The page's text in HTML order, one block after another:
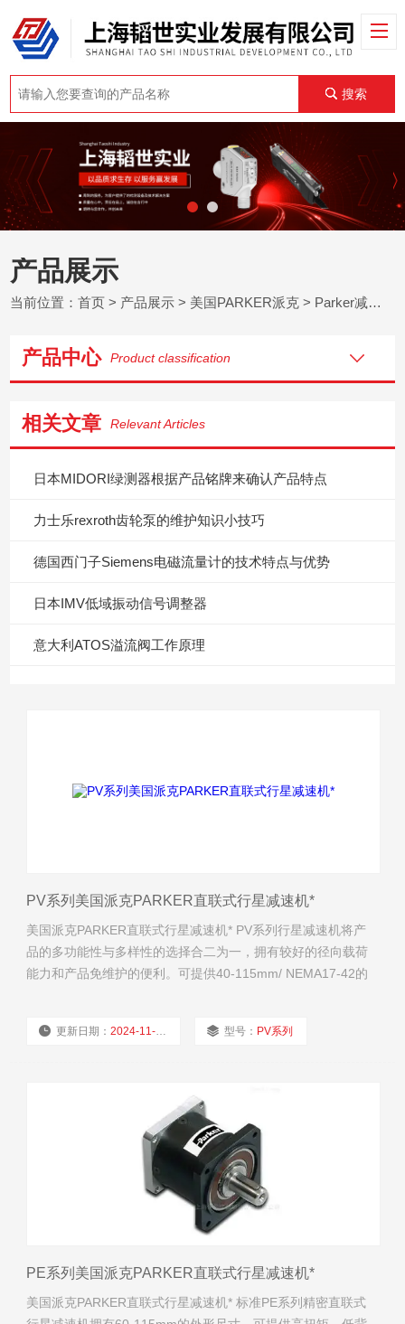
搜索
产品展示
当前位置：首页 > 产品展示 > 美国PARKER派克 > Parker减速箱
产品中心 Product classification
相关文章 Relevant Articles
日本MIDORI绿测器根据产品铭牌来确认产品特点
力士乐rexroth齿轮泵的维护知识小技巧
德国西门子Siemens电磁流量计的技术特点与优势
日本IMV低域振动信号调整器
意大利ATOS溢流阀工作原理
PV系列美国派克PARKER直联式行星减速机*
美国派克PARKER直联式行星减速机* PV系列行星减速机将产
品的多功能性与多样性的选择合二为一，拥有较好的径向载荷
能力和产品免维护的便利。可提供40-115mm/ NEMA17-42的
更新日期：2024-11-21 型号： PV系列
PE系列美国派克PARKER直联式行星减速机*
美国派克PARKER直联式行星减速机* 标准PE系列精密直联式